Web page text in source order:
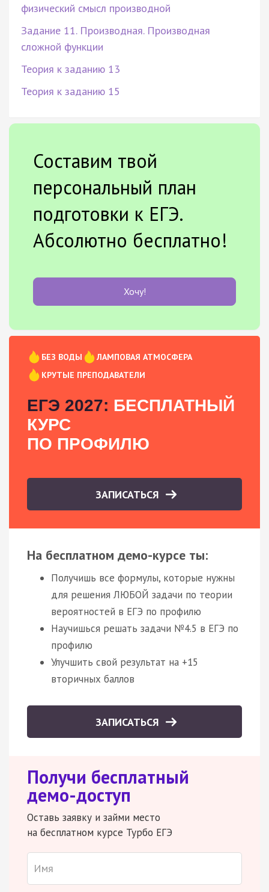
физический смысл производной
Задание 11. Производная. Производная
сложной функции
Теория к заданию 13
Теория к заданию 15
Составим твой
персональный план
подготовки к ЕГЭ.
Абсолютно бесплатно!
Хочу!
БЕЗ ВОДЫ
ЛАМПОВАЯ АТМОСФЕРА
КРУТЫЕ ПРЕПОДАВАТЕЛИ
ЕГЭ 2027: БЕСПЛАТНЫЙ
КУРС
ПО ПРОФИЛЮ
ЗАПИСАТЬСЯ
На бесплатном демо-курсе ты:
Получишь все формулы, которые нужны
для решения ЛЮБОЙ задачи по теории
вероятностей в ЕГЭ по профилю
Научишься решать задачи №4.5 в ЕГЭ по
профилю
Улучшить свой результат на +15
вторичных баллов
ЗАПИСАТЬСЯ
Получи бесплатный
демо-доступ
Оставь заявку и займи место
на бесплатном курсе Турбо ЕГЭ